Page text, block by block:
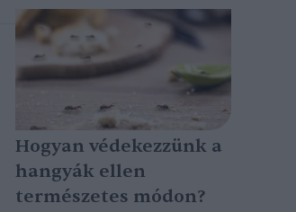
Hogyan védekezzünk a
hangyák ellen
természetes módon?